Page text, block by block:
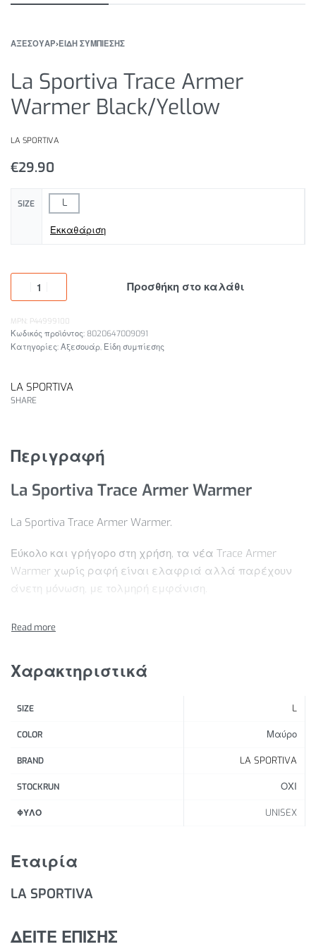
ΑΞΕΣΟΥΑΡ›ΕΙΔΗ ΣΥΜΠΙΕΣΗΣ
La Sportiva Trace Armer
Warmer Black/Yellow
LA SPORTIVA
€29.90
SIZE L
Εκκαθάριση
Προσθήκη στο καλάθι
MPN: P44999100
8020647009091
Κατηγορίες: Αξεσουάρ, Είδη συμπίεσης
LA SPORTIVA
SHARE
Περιγραφή
La Sportiva Trace Armer Warmer
La Sportiva Trace Armer Warmer.
Εύκολο και γρήγορο στη χρήση, τα νέα Trace Armer
Warmer χωρίς ραφή είναι ελαφριά αλλά παρέχουν
άνετη μόνωση, με τολμηρή εμφάνιση.
Τεχνολογία χωρίς ραφές
Αντιοσμική και αντιβακτηριδιακή επεξεργασία
Χαρακτηριστικά
SIZE L
COLOR Μαύρο
BRAND LA SPORTIVA
STOCKRUN ΟΧΙ
ΦΥΛΟ UNISEX
Εταιρία
LA SPORTIVA
ΔΕΙΤΕ ΕΠΙΣΗΣ